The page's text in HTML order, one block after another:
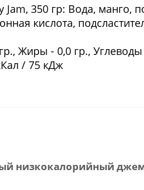
350 гр: Вода, манго,
кислота,
Жиры - 0,0 гр.,
/ 75 кДж
низкокалорийный джем